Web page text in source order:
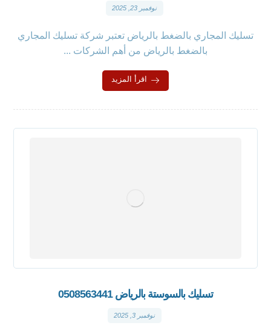
نوفمبر 23, 2025
تسليك المجاري بالضغط بالرياض تعتبر شركة تسليك المجاري
بالضغط بالرياض من أهم الشركات ...
اقرأ المزيد
تسليك بالسوستة بالرياض 0508563441
نوفمبر 3, 2025